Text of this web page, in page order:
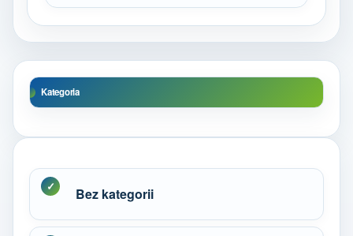
Kategoria
Bez kategorii